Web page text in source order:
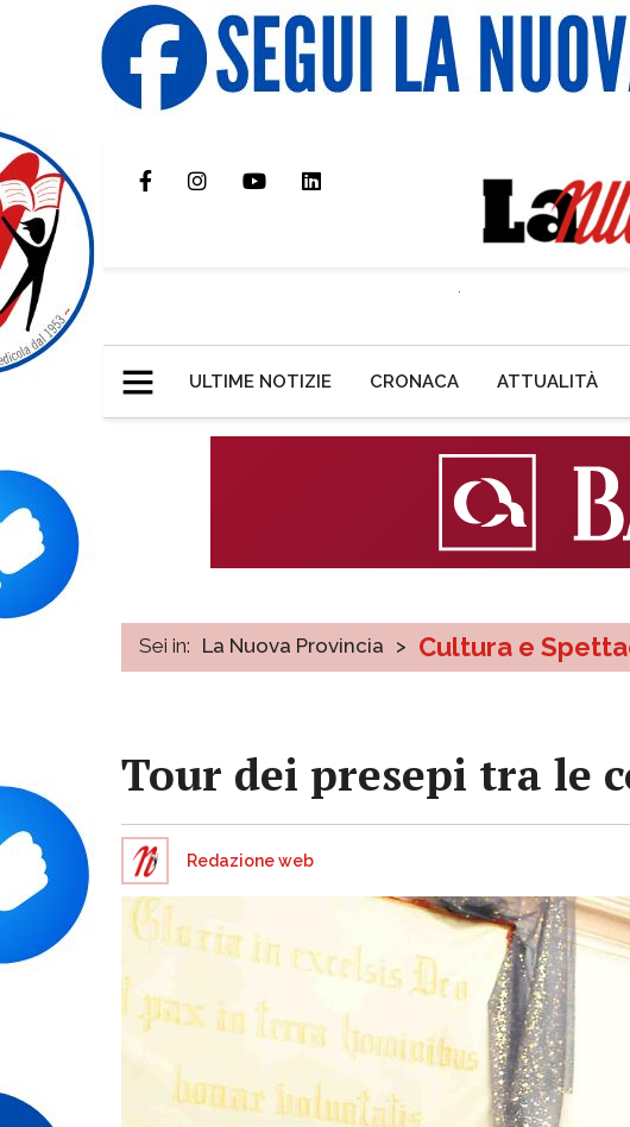
ULTIME NOTIZIE CRONACA ATTUALITÀ
Sei in: La Nuova Provincia > Cultura e
Tour dei presepi tra le
Redazione web